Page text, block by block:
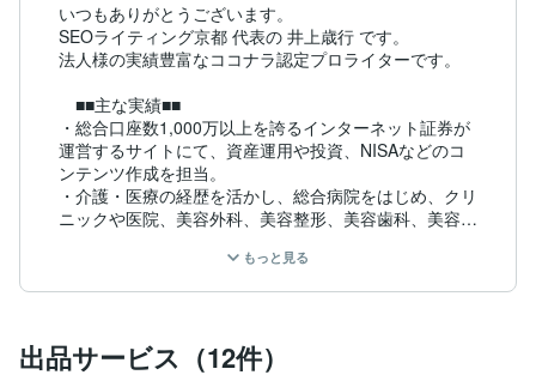
いつもありがとうございます。
SEOライティング京都 代表の 井上歳行 です。
法人様の実績豊富なココナラ認定プロライターです。
■■主な実績■■
・総合口座数1,000万以上を誇るインターネット証券が
運営するサイトにて、資産運用や投資、NISAなどのコ
ンテンツ作成を担当。
・介護・医療の経歴を活かし、総合病院をはじめ、クリ
ニックや医院、美容外科、美容整形、美容歯科、美容
・地元密着型の企業（外壁塗装・リフォーム・工務店・
上位を獲得。
もっと見る
出品サービス（12件）